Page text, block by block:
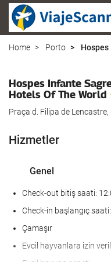
Home Porto
Hospes Infante
Hotels Of The World
Praça d. Filipa de
Hizmetler
Genel
Check-out bitiş saati:
Check-in başlangıç
Çamaşır
Evcil hayvanlara izin